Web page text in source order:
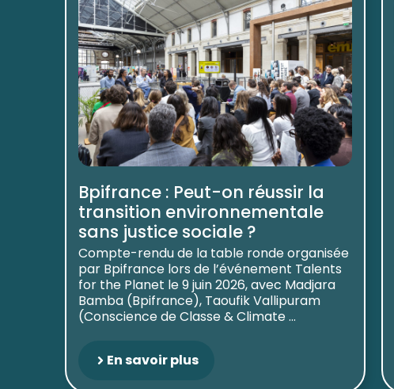
Bpifrance : Peut-on réussir la
transition environnementale
sans justice sociale ?
Compte-rendu de la table ronde organisée
par Bpifrance lors de l’événement Talents
for the Planet le 9 juin 2026, avec Madjara
Bamba (Bpifrance), Taoufik Vallipuram
(Conscience de Classe & Climate ...
En savoir plus